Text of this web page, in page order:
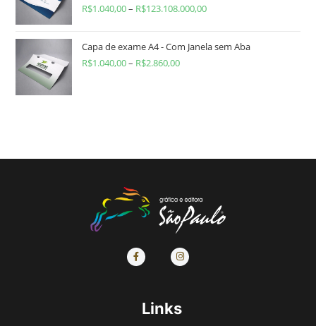
R$1.040,00– R$123.108.000,00
Capa de exame A4 - Com Janela sem Aba
R$1.040,00– R$2.860,00
Links